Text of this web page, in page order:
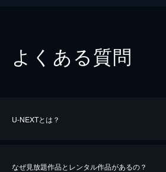
よくある質問
U-NEXTとは？
なぜ見放題作品とレンタル作品があるの？